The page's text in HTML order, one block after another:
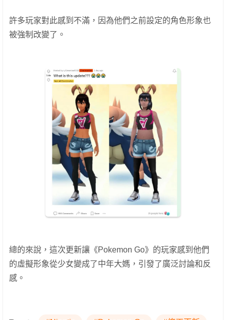
許多玩家對此感到不滿，因為他們之前設定的角色形象也
被強制改變了。
總的來說，這次更新讓《Pokemon Go》的玩家感到他們
的虛擬形象從少女變成了中年大媽，引發了廣泛討論和反
感。